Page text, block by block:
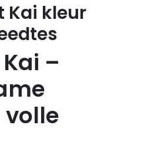
Kai kleur
–
volle